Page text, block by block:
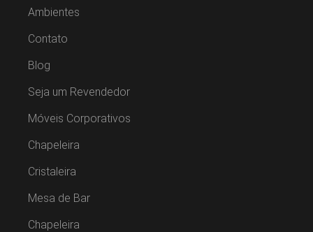
Ambientes
Contato
Blog
Seja um Revendedor
Móveis Corporativos
Chapeleira
Cristaleira
Mesa de Bar
Chapeleira